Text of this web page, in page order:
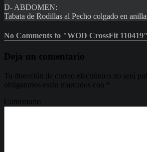
D- ABDOMEN:
Tabata de Rodillas al Pecho colgado en
No Comments to "WOD CrossFit 110419"
Deja un comentario
Tu dirección de correo electrónico no será
obligatorios están marcados con
Comentario